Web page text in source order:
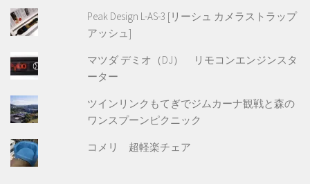
Peak Design L-AS-3 [リーシュ カメラストラップ
アッシュ]
マツダ デミオ（DJ） リモコンエンジンスタ
ーター
ツインリンクもてぎでジムカーナ観戦と森の
ワンスプーンピクニック
コメリ 超軽楽チェア